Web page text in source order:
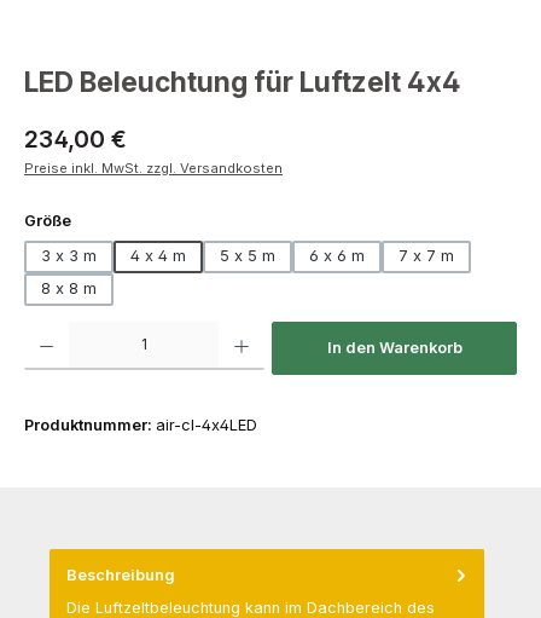
LED Beleuchtung für Luftzelt 4x4
Regulärer Preis:
234,00 €
Preise inkl. MwSt. zzgl. Versandkosten
Größeauswählen
3 x 3 m
4 x 4 m 5 x 5 m 6 x 6 m
7 x 7 m
8 x 8 m
In den Warenkorb
Produktnummer: air-cl-4x4LED
Beschreibung
Die Luftzeltbeleuchtung kann im Dachbereich des